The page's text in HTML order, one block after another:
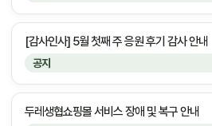
공지
[감사인사] 5월 첫째 주 응원 후기 감사 안내
두레생협쇼핑몰 서비스 장애 및 복구 안내